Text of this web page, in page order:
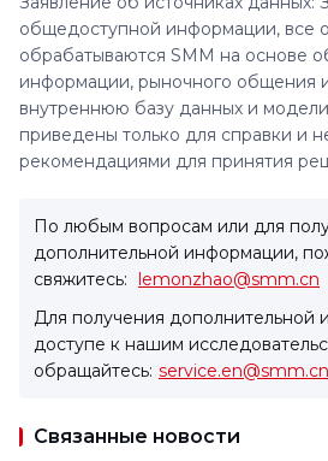
общедоступной информации, все
обрабатываются SMM на основе
информации, рыночного общения
внутреннюю базу данных и
приведены только для справки и
рекомендациями для принятия
По любым вопросам или для
дополнительной информации,
свяжитесь: lemonzhao@smm.cn
Для получения дополнительной
доступе к нашим
обращайтесь: service.en@smm.cn
Связанные новости